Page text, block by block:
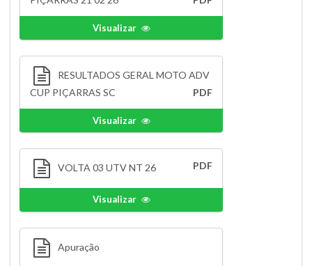
Visualizar
RESULTADOS GERAL MOTO ADV
CUP PIÇARRAS SC
PDF
Visualizar
VOLTA 03 UTV NT 26 PDF
Visualizar
Apuração